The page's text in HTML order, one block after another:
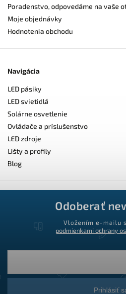
Poradenstvo, odpovedáme na vaše
Moje objednávky
Hodnotenia obchodu
Navigácia
LED pásiky
LED svietidlá
Solárne osvetlenie
Ovládače a príslušenstvo
LED zdroje
Lišty a profily
Blog
Odoberať
Vložením e-mailu
podmienkami ochrany
Prihlásiť